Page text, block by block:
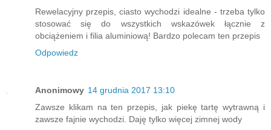
Rewelacyjny przepis, ciasto wychodzi idealne - trzeba tylko
stosować się do wszystkich wskazówek łącznie z
obciążeniem i filia aluminiową! Bardzo polecam ten przepis
Odpowiedz
Anonimowy 14 grudnia 2017 13:10
Zawsze klikam na ten przepis, jak piekę tartę wytrawną i
zawsze fajnie wychodzi. Daję tylko więcej zimnej wody